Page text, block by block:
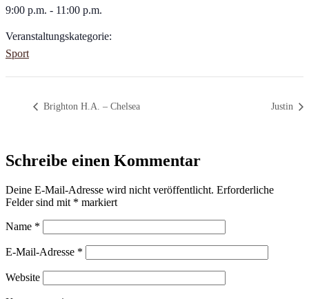
9:00 p.m. - 11:00 p.m.
Veranstaltungskategorie:
Sport
Brighton H.A. – Chelsea Justin
Schreibe einen Kommentar
Deine E-Mail-Adresse wird nicht veröffentlicht. Erforderliche
Felder sind mit * markiert
Name *
E-Mail-Adresse *
Website